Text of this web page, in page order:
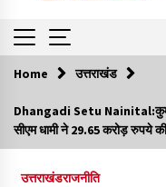
Trending Now
कार्यक्रम
Home उत्तराखंड
Dhangadi Setu
सीएम धामी ने 29.65 करोड़ रुपये
उत्तराखंडराजनीति